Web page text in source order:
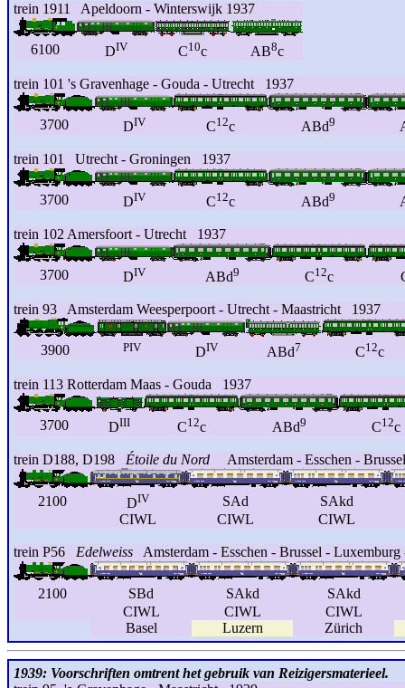
trein 1911 Apeldoorn - Winterswijk 1937
6100 DIV C10c AB8c
trein 101 's Gravenhage - Gouda - Utrecht 1937
3700 DIV C12c ABd9
trein 101 Utrecht - Groningen 1937
3700 DIV C12c ABd9
trein 102 Amersfoort - Utrecht 1937
3700 DIV ABd9 C12c
trein 93 Amsterdam Weesperpoort - Utrecht - Maastricht 1937
3900 PIV DIV ABd7 C12c
trein 113 Rotterdam Maas - Gouda 1937
3700 DIII C12c ABd9 C12c
trein D188, D198 Étoile du Nord Amsterdam - Esschen -
2100 DIV SAd
SAkd
CIWL
CIWL CIWL
trein P56 Edelweiss Amsterdam - Esschen - Brussel -
2100 SBd SAkd
SAkd
CIWL
CIWL
CIWL
Basel
Luzern Zürich
1939: Voorschriften omtrent het gebruik van Reizigersmaterieel.